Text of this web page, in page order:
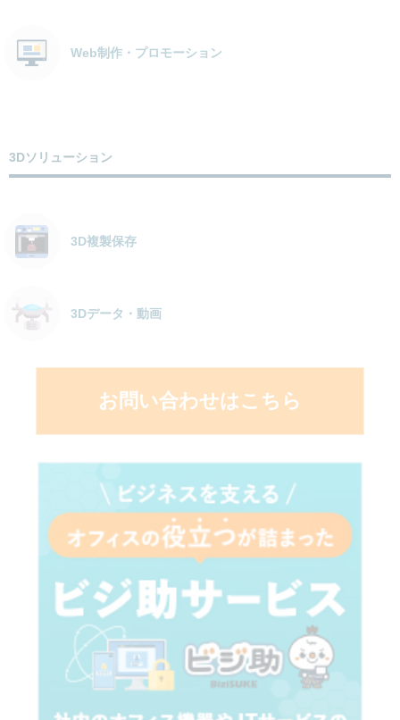
Web制作・プロモーション
3Dソリューション
3D複製保存
3Dデータ・動画
お問い合わせはこちら